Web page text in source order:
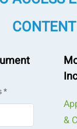
CONTENT
*
&